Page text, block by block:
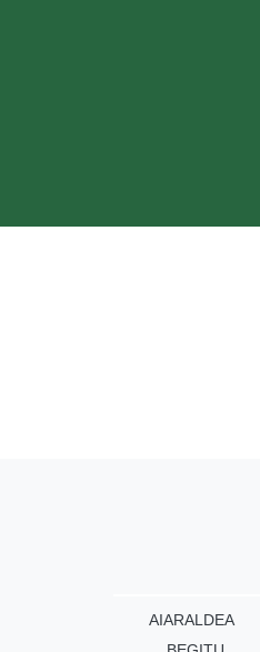
AIARALDEA